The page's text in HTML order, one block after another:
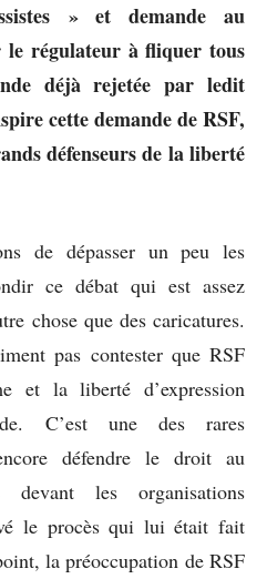
» et demande au
le régulateur à fliquer tous
déjà rejetée par ledit
cette demande de RSF,
défenseurs de la liberté
de dépasser un peu les
ce débat qui est assez
chose que des caricatures.
pas contester que RSF
et la liberté d’expression
C’est une des rares
défendre le droit au
devant les organisations
le procès qui lui était fait
la préoccupation de RSF